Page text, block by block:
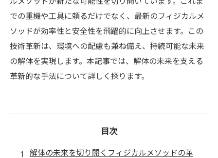
での重機や工具に頼るだけでなく、最新のフィジカルメ
ソッドが効率性と安全性を飛躍的に向上させます。この
技術革新は、環境への配慮も兼ね備え、持続可能な未来
の解体を実現します。本記事では、解体の未来を支える
革新的な手法について詳しく探ります。
目次
解体の未来を切り開くフィジカルメソッドの革